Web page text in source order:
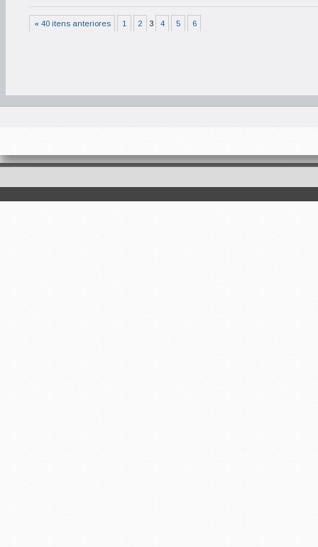
« 40 itens anteriores 1 2 3 4 5 6